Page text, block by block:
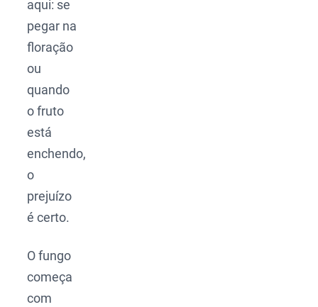
aqui: se
pegar na
floração
ou
quando
o fruto
está
enchendo,
o
prejuízo
é certo.
O fungo
começa
com